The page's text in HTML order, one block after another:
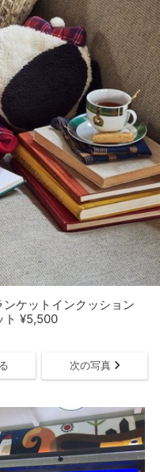
ケットインクッション
ト ¥5,500
次の写真